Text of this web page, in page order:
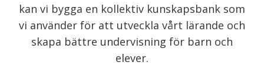
kan vi bygga en kollektiv kunskapsbank som
vi använder för att utveckla vårt lärande och
skapa bättre undervisning för barn och
elever.